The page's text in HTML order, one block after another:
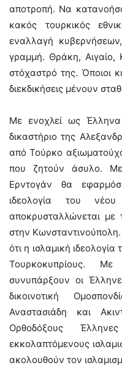
αποτροπή. Να
κακός τουρκικός
εναλλαγή κυβερνήσεων,
γραμμή. Θράκη, Αιγαίο,
στόχαστρό της. Όποιοι
διεκδικήσεις μένουν
Με ενοχλεί ως
δικαστήριο της
από Τούρκο
που ζητούν άσυλο.
Ερντογάν θα
ιδεολογία του
αποκρυσταλλώνεται
στην
ότι η ισλαμική
Τουρκοκυπρίους.
συνυπάρξουν οι
δικοινοτική
Αναστασιάδη και
Ορθοδόξους
εκκολαπτόμενους
ακολουθούν τον